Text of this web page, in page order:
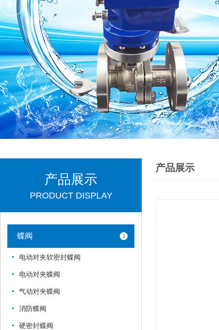
产品展示
产品展示
PRODUCT DISPLAY
蝶阀
电动对夹软密封蝶阀
电动对夹蝶阀
气动对夹蝶阀
消防蝶阀
硬密封蝶阀